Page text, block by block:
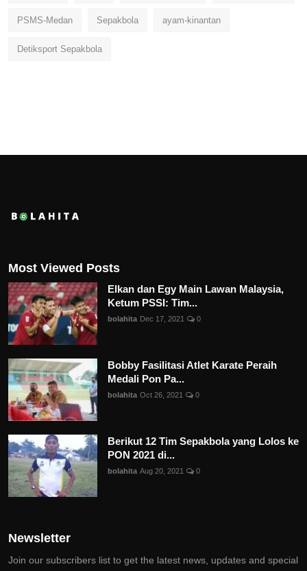
PSMS-Medan Sepakbola ayam-kinantan
Detiksport Sepakbola
Most Viewed Posts
Elkan dan Egy Main Lawan Malaysia,
Ketum PSSI: Tim...
bolahita Dec 17, 2021 0
Bobby Fasilitasi Atlet Karate Peraih
Medali Pon Pa...
bolahita Oct 26, 2021 0
Berikut 12 Tim Sepakbola yang Lolos ke
PON 2021 di...
bolahita Aug 20, 2021 0
Newsletter
Join our subscribers list to get the latest news, updates and special